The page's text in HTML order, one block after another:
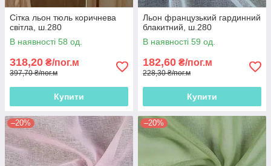
Сітка льон тюль коричнева
світла, ш.280
В наявності 58 од.
318,20 ₴/пог.м
397,70 ₴/пог.м
Купити
Льон французький гардинний
блакитний, ш.280
В наявності 59 од.
182,60 ₴/пог.м
228,30 ₴/пог.м
Купити
–20% –20%